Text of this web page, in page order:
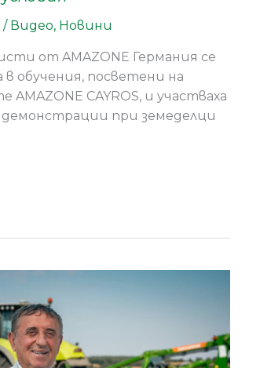
/ Видео, Новини
от AMAZONE Германия се
в обучения, посветени на
AMAZONE CAYROS, и участваха
демонстрации при земеделци